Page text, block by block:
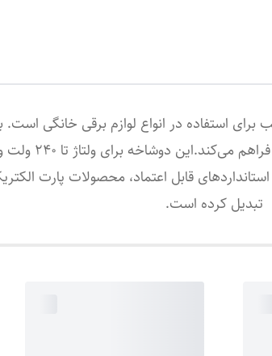
قابل اعتماد، محصولات پارت
تبدیل کرده است.